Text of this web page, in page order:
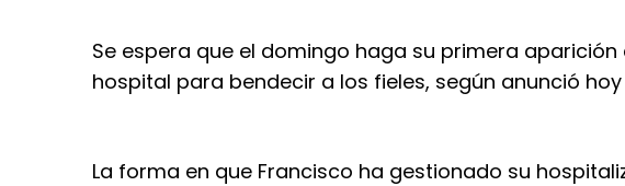
Se espera que el domingo haga su primera
hospital para bendecir a los fieles, según anunció
La forma en que Francisco ha gestionado su